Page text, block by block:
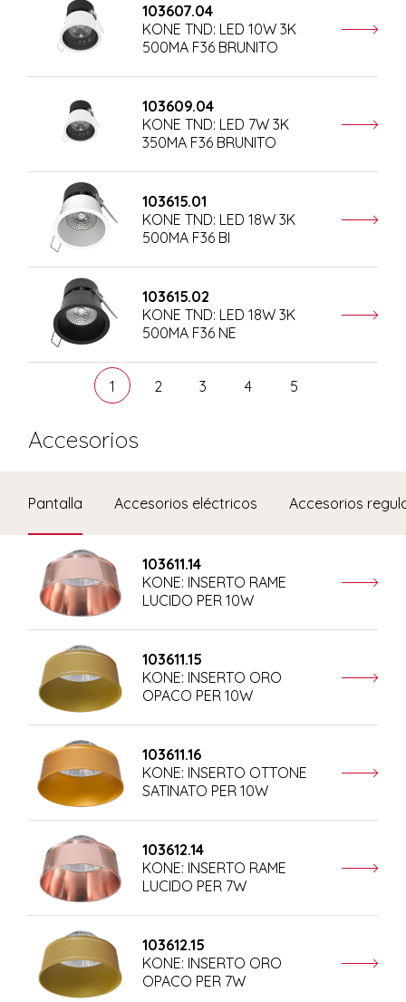
103607.04
KONE TND: LED 10W 3K
500MA F36 BRUNITO
103609.04
KONE TND: LED 7W 3K
350MA F36 BRUNITO
103615.01
KONE TND: LED 18W 3K
500MA F36 BI
103615.02
KONE TND: LED 18W 3K
500MA F36 NE
1 2 3 4 5
Accesorios
Pantalla Accesorios eléctricos Accesorios
103611.14
KONE: INSERTO RAME
LUCIDO PER 10W
103611.15
KONE: INSERTO ORO
OPACO PER 10W
103611.16
KONE: INSERTO OTTONE
SATINATO PER 10W
103612.14
KONE: INSERTO RAME
LUCIDO PER 7W
103612.15
KONE: INSERTO ORO
OPACO PER 7W